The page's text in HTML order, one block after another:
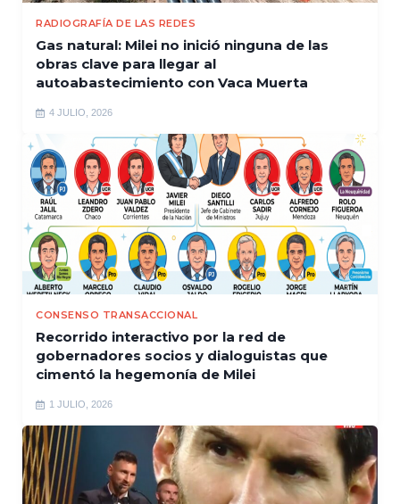
RADIOGRAFÍA DE LAS REDES
Gas natural: Milei no inició ninguna de las
obras clave para llegar al
autoabastecimiento con Vaca Muerta
4 JULIO, 2026
CONSENSO TRANSACCIONAL
Recorrido interactivo por la red de
gobernadores socios y dialoguistas que
cimentó la hegemonía de Milei
1 JULIO, 2026